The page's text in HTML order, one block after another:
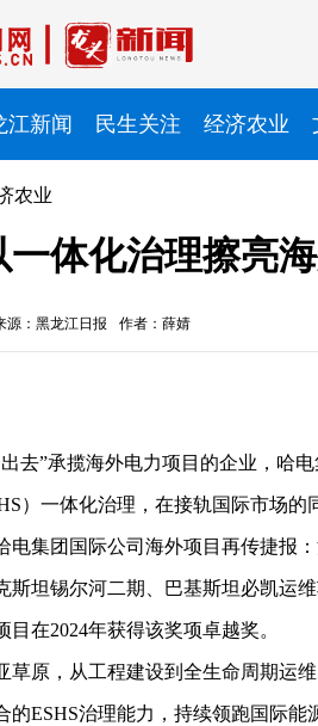
江新闻 民生关注 经济农业
农业
一体化治理擦亮
源：黑龙江日报 作者：薛婧
去”承揽海外电力项目的企业，哈
）一体化治理，在接轨国际市场的
电集团国际公司海外项目再传捷报
斯坦锡尔河二期、巴基斯坦必凯运
在2024年获得该奖项卓越奖。
草原，从工程建设到全生命周期运
的ESHS治理能力，持续领跑国际